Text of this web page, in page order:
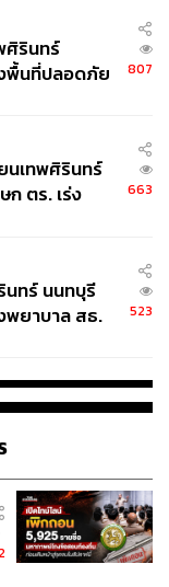
ศิรินทร์
พื้นที่ปลอดภัย
807
นเทพศิรินทร์
ตร. เร่ง
663
นทร์ นนทบุรี
พยาบาล สธ.
523